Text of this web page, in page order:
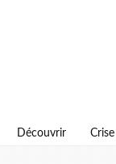
Découvrir